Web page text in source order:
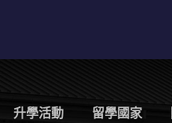
升學活動 留學國家